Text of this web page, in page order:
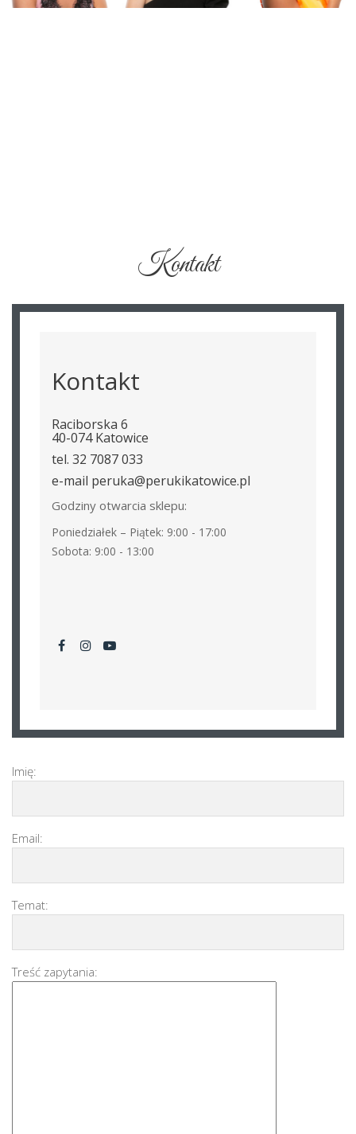
Kontakt
Kontakt
Raciborska 6
40-074 Katowice
tel. 32 7087 033
e-mail peruka@perukikatowice.pl
Godziny otwarcia sklepu:
Poniedziałek – Piątek: 9:00 - 17:00
Sobota: 9:00 - 13:00
Imię:
Email:
Temat:
Treść zapytania: